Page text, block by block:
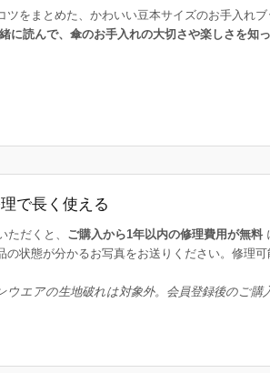
ツをまとめた、かわいい豆本サイズのお手入れ
に読んで、傘のお手入れの大切さや楽しさを知
で長く使える
ただくと、 ご購入から1年以内の修理費用が無料
状態が分かるお写真をお送りください。修理可
エアの生地破れは対象外。会員登録後のご購